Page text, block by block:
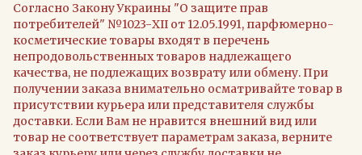
Согласно Закону Украины "О защите прав
потребителей" №1023-XII от 12.05.1991, парфюмерно-
косметические товары входят в перечень
непродовольственных товаров надлежащего
качества, не подлежащих возврату или обмену. При
получении заказа внимательно осматривайте товар в
присутствии курьера или представителя службы
доставки. Если Вам не нравится внешний вид или
товар не соответствует параметрам заказа, верните